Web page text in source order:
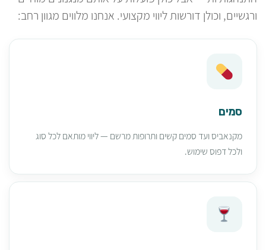
ורגשיים, וכולן דורשות ליווי מקצועי. אנחנו מלווים מגוון רחב:
סמים
מקנאביס ועד סמים קשים ותרופות מרשם — ליווי מותאם לכל סוג
ולכל דפוס שימוש.